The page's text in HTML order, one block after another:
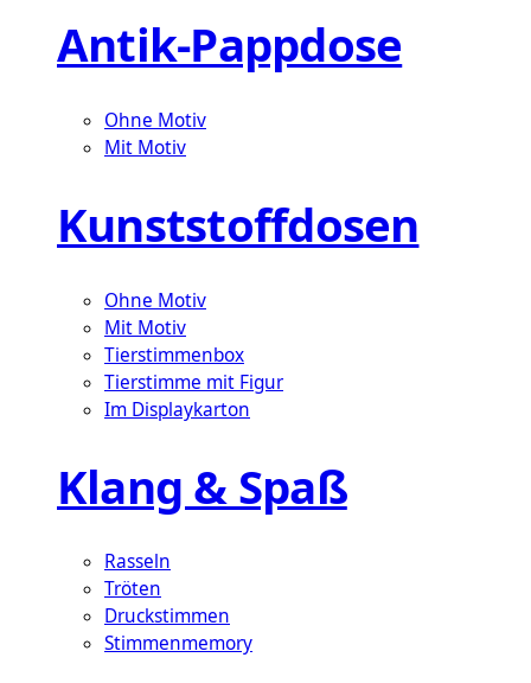
Antik-Pappdose
Ohne Motiv
Mit Motiv
Kunststoffdosen
Ohne Motiv
Mit Motiv
Tierstimmenbox
Tierstimme mit Figur
Im Displaykarton
Klang & Spaß
Rasseln
Tröten
Druckstimmen
Stimmenmemory